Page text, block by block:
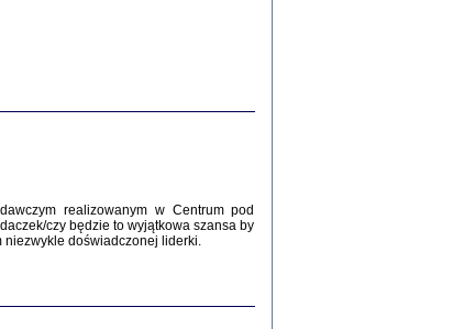
Piżyców o życiu w getcie i okupowanej
Warszawa 2016
realizowanym w Centrum pod
czy będzie to wyjątkowa szansa by
niezwykle doświadczonej liderki.